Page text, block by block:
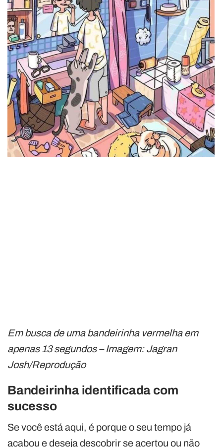
Em busca de uma bandeirinha vermelha em
apenas 13 segundos – Imagem: Jagran
Josh/Reprodução
Bandeirinha identificada com
sucesso
Se você está aqui, é porque o seu tempo já
acabou e deseja descobrir se acertou ou não